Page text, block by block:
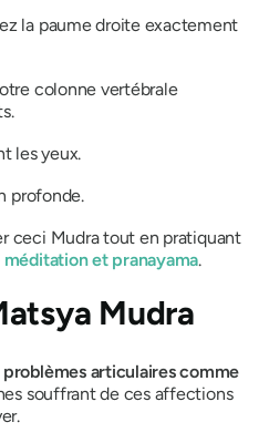
la paume droite exactement
colonne vertébrale
les yeux.
profonde.
ceci Mudratout en pratiquant
méditation et pranayama.
Mudra
problèmes articulaires comme
souffrant de ces affections